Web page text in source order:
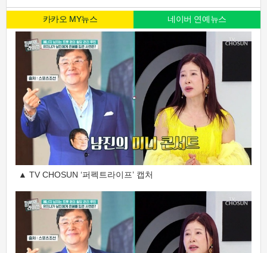
카카오 MY뉴스 네이버 연예뉴스
▲ TV CHOSUN ‘퍼펙트라이프’ 캡처